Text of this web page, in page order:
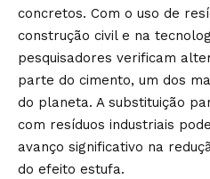
concretos. Com o uso de
construção civil e na
pesquisadores verificam
parte do cimento, um dos
do planeta. A substituição
com resíduos industriais
avanço significativo na
do efeito estufa.